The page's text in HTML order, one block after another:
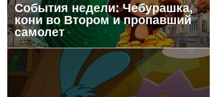
События недели: Чебурашка,
кони во Втором и пропавший
самолет